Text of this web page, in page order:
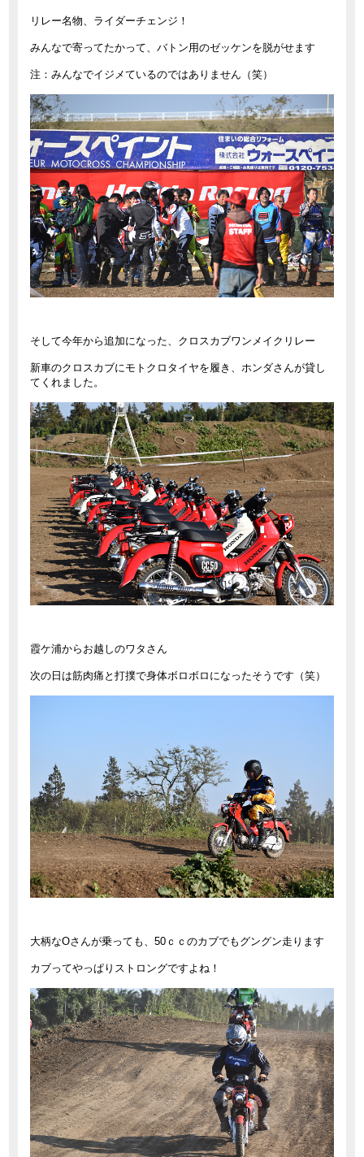
リレー名物、ライダーチェンジ！
みんなで寄ってたかって、バトン用のゼッケンを脱がせます
注：みんなでイジメているのではありません（笑）
そして今年から追加になった、クロスカブワンメイクリレー
新車のクロスカブにモトクロタイヤを履き、ホンダさんが貸し
てくれました。
霞ケ浦からお越しのワタさん
次の日は筋肉痛と打撲で身体ボロボロになったそうです（笑）
大柄なOさんが乗っても、50ｃｃのカブでもグングン走ります
カブってやっぱりストロングですよね！